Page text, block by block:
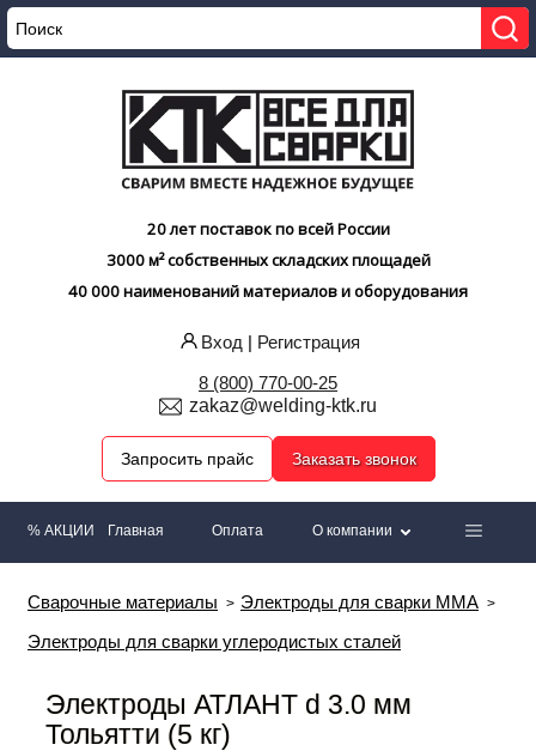
20 лет поставок по всей России
3000 м² собственных складских площадей
40 000 наименований материалов и оборудования
Вход | Регистрация
8 (800) 770-00-25
zakaz@welding-ktk.ru
Запросить прайс Заказать звонок
% АКЦИИ Главная Оплата О компании
Сварочные материалы
Электроды для сварки MMA
Электроды для сварки углеродистых сталей
Электроды АТЛАНТ d 3.0 мм
Тольятти (5 кг)